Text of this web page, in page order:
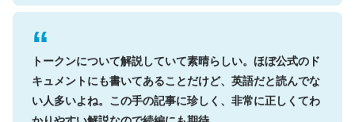
トークンについて解説していて素晴らしい。ほぼ公式のド
キュメントにも書いてあることだけど、英語だと読んでな
い人多いよね。この手の記事に珍しく、非常に正しくてわ
かりやすい解説なので続編にも期待。